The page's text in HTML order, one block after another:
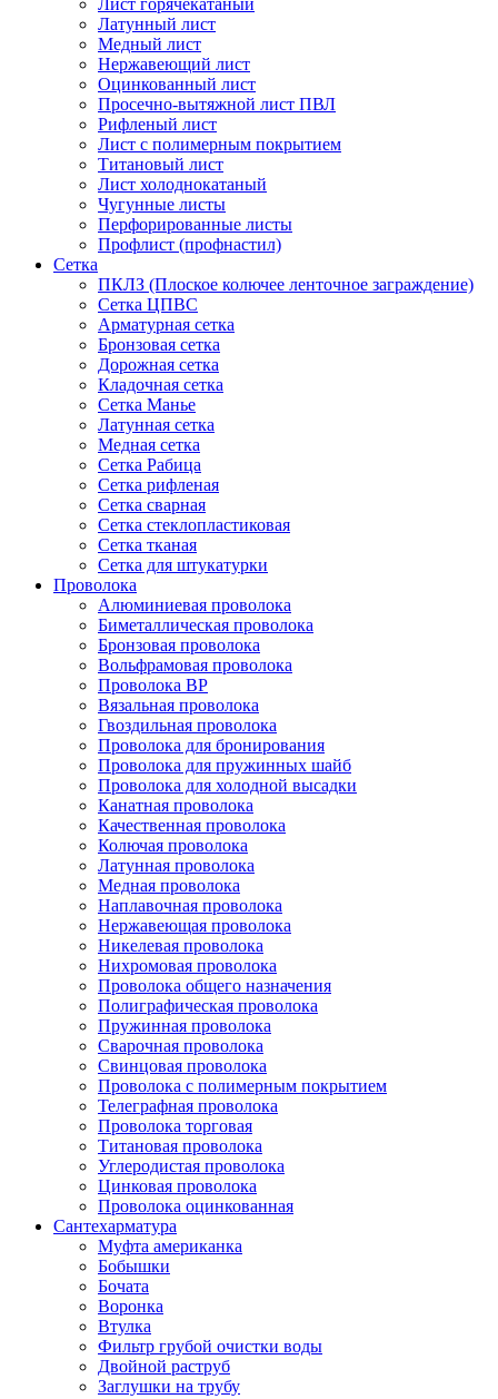
Лист горячекатаный
Латунный лист
Медный лист
Нержавеющий лист
Оцинкованный лист
Просечно-вытяжной лист ПВЛ
Рифленый лист
Лист с полимерным покрытием
Титановый лист
Лист холоднокатаный
Чугунные листы
Перфорированные листы
Профлист (профнастил)
Сетка
ПКЛЗ (Плоское колючее ленточное заграждение)
Сетка ЦПВС
Арматурная сетка
Бронзовая сетка
Дорожная сетка
Кладочная сетка
Сетка Манье
Латунная сетка
Медная сетка
Сетка Рабица
Сетка рифленая
Сетка сварная
Сетка стеклопластиковая
Сетка тканая
Сетка для штукатурки
Проволока
Алюминиевая проволока
Биметаллическая проволока
Бронзовая проволока
Вольфрамовая проволока
Проволока ВР
Вязальная проволока
Гвоздильная проволока
Проволока для бронирования
Проволока для пружинных шайб
Проволока для холодной высадки
Канатная проволока
Качественная проволока
Колючая проволока
Латунная проволока
Медная проволока
Наплавочная проволока
Нержавеющая проволока
Никелевая проволока
Нихромовая проволока
Проволока общего назначения
Полиграфическая проволока
Пружинная проволока
Сварочная проволока
Свинцовая проволока
Проволока с полимерным покрытием
Телеграфная проволока
Проволока торговая
Титановая проволока
Углеродистая проволока
Цинковая проволока
Проволока оцинкованная
Сантехарматура
Муфта американка
Бобышки
Бочата
Воронка
Втулка
Фильтр грубой очистки воды
Двойной раструб
Заглушки на трубу